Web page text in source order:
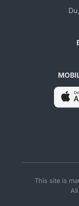
This site is